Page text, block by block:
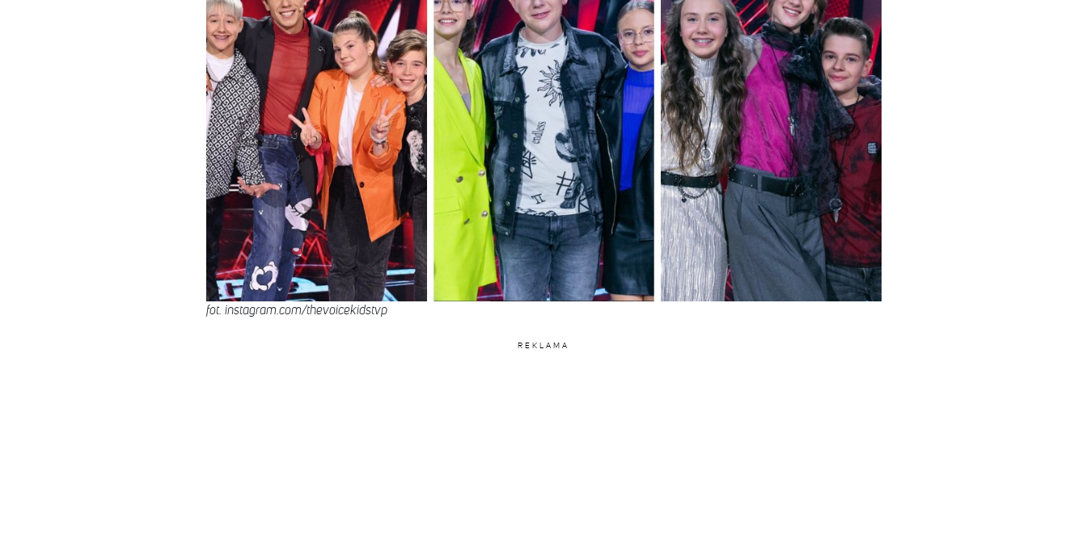
fot. instagram.com/thevoicekidstvp
REKLAMA